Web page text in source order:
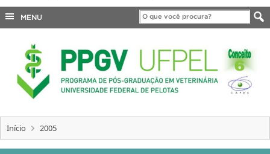
Legislação
Canais
COBALTO
EDITAIS
INTERNACIONAL
OUVIDORIA
PORTARIAS
TELEFONES
MENU
Início 2005